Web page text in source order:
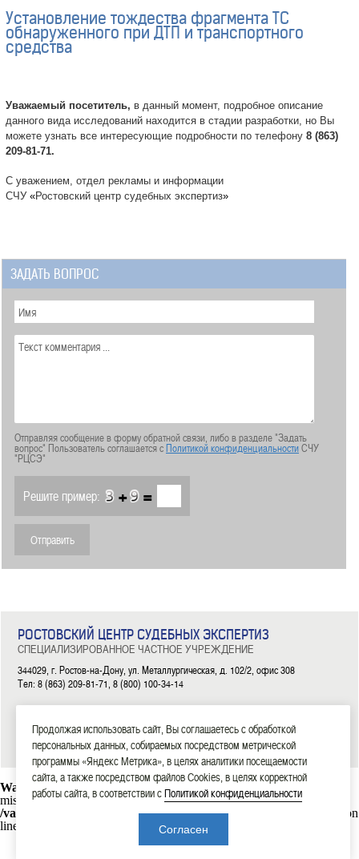
Установление тождества фрагмента ТС
обнаруженного при ДТП и транспортного
средства
Уважаемый посетитель, в данный момент, подробное описание
данного вида исследований находится в стадии разработки, но Вы
можете узнать все интересующие подробности по телефону 8 (863)
209-81-71.
С уважением, отдел рекламы и информации
СЧУ «Ростовский центр судебных экспертиз»
ЗАДАТЬ ВОПРОС
Отправляя сообщение в форму обратной связи, либо в разделе "Задать
вопрос" Пользователь соглашается сПолитикой конфиденциальностиСЧУ
"РЦСЭ"
Решите пример: + =
РОСТОВСКИЙ ЦЕНТР СУДЕБНЫХ ЭКСПЕРТИЗ
СПЕЦИАЛИЗИРОВАННОЕ ЧАСТНОЕ УЧРЕЖДЕНИЕ
344029, г. Ростов-на-Дону, ул. Металлургическая, д. 102/2, офис 308
Тел: 8 (863) 209-81-71, 8 (800) 100-34-14
2006—2026 СЧУ «Ростовский центр судебных экспертиз»
Warning
: mysql_connect(): Headers and client library minor version
mismatch. Headers:101113 Library:30317 in
/var/www/rostexpert.ru/data/www/rostexpert.ru/blocks/db.php
on
line
Продолжая использовать сайт, Вы соглашаетесь с обработкой
персональных данных, собираемых посредством метрической
программы «Яндекс Метрика», в целях аналитики посещаемости
сайта, а также посредством файлов Cookies, в целях корректной
работы сайта, в соответствии сПолитикой конфиденциальности
Согласен